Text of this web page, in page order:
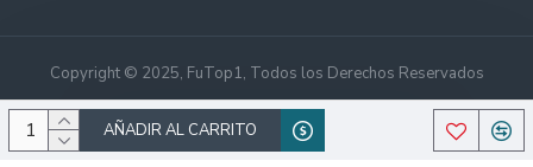
AÑADIR AL CARRITO
Copyright © 2025, FuTop1, Todos los Derechos Reservados